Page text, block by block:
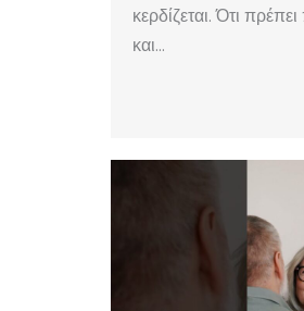
κερδίζεται. Ότι
και…